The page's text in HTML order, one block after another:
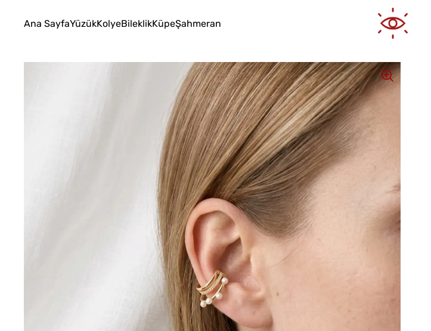
Ana SayfaYüzükKolyeBileklikKüpeŞahmeran